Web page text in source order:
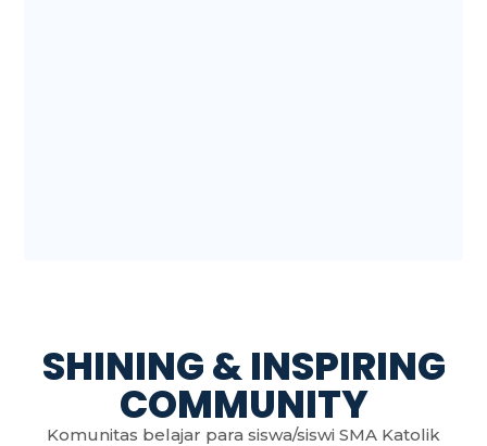
SHINING & INSPIRING
COMMUNITY
Komunitas belajar para siswa/siswi SMA Katolik